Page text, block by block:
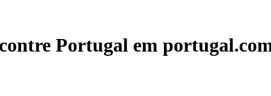
Portugal em